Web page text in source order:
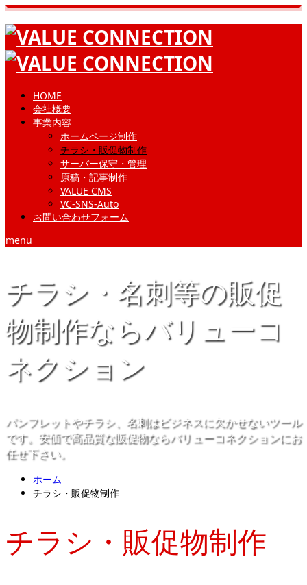
HOME
会社概要
事業内容
ホームページ制作
チラシ・販促物制作
サーバー保守・管理
原稿・記事制作
VALUE CMS
VC-SNS-Auto
お問い合わせフォーム
menu
チラシ・名刺等の販促
物制作ならバリューコ
ネクション
パンフレットやチラシ、名刺はビジネスに欠かせないツール
です。安価で高品質な販促物ならバリューコネクションにお
任せ下さい。
ホーム
チラシ・販促物制作
チラシ・販促物制作